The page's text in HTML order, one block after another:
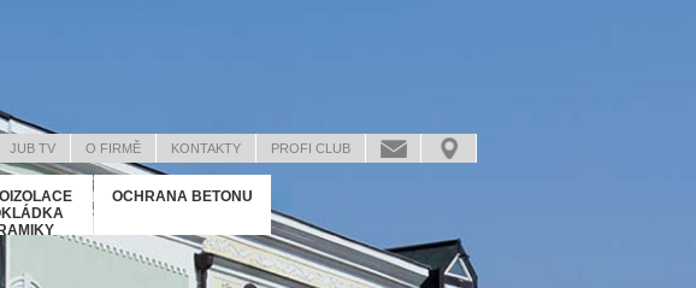
JUB TV O FIRMĚ KONTAKTY
PROFI CLUB
OCHRANA BETONU